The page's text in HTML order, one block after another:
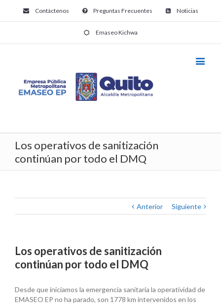
Contáctenos Preguntas Frecuentes Noticias
Emaseo Kichwa
Los operativos de sanitización
continúan por todo el DMQ
Anterior Siguiente
Los operativos de sanitización
continúan por todo el DMQ
Desde que iniciamos la emergencia sanitaria la operatividad de
EMASEO EP no ha parado, son 1778 km intervenidos en los